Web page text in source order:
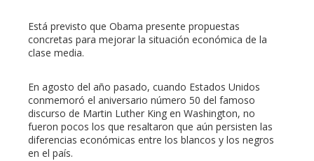
Está previsto que Obama presente propuestas
concretas para mejorar la situación económica de la
clase media.
En agosto del año pasado, cuando Estados Unidos
conmemoró el aniversario número 50 del famoso
discurso de Martin Luther King en Washington, no
fueron pocos los que resaltaron que aún persisten las
diferencias económicas entre los blancos y los negros
en el país.